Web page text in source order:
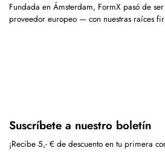
Fundada en Ámsterdam, FormX pasó de
proveedor europeo — con nuestras raíces
Suscríbete a nuestro boletín
¡Recibe 5,- € de descuento en tu primera